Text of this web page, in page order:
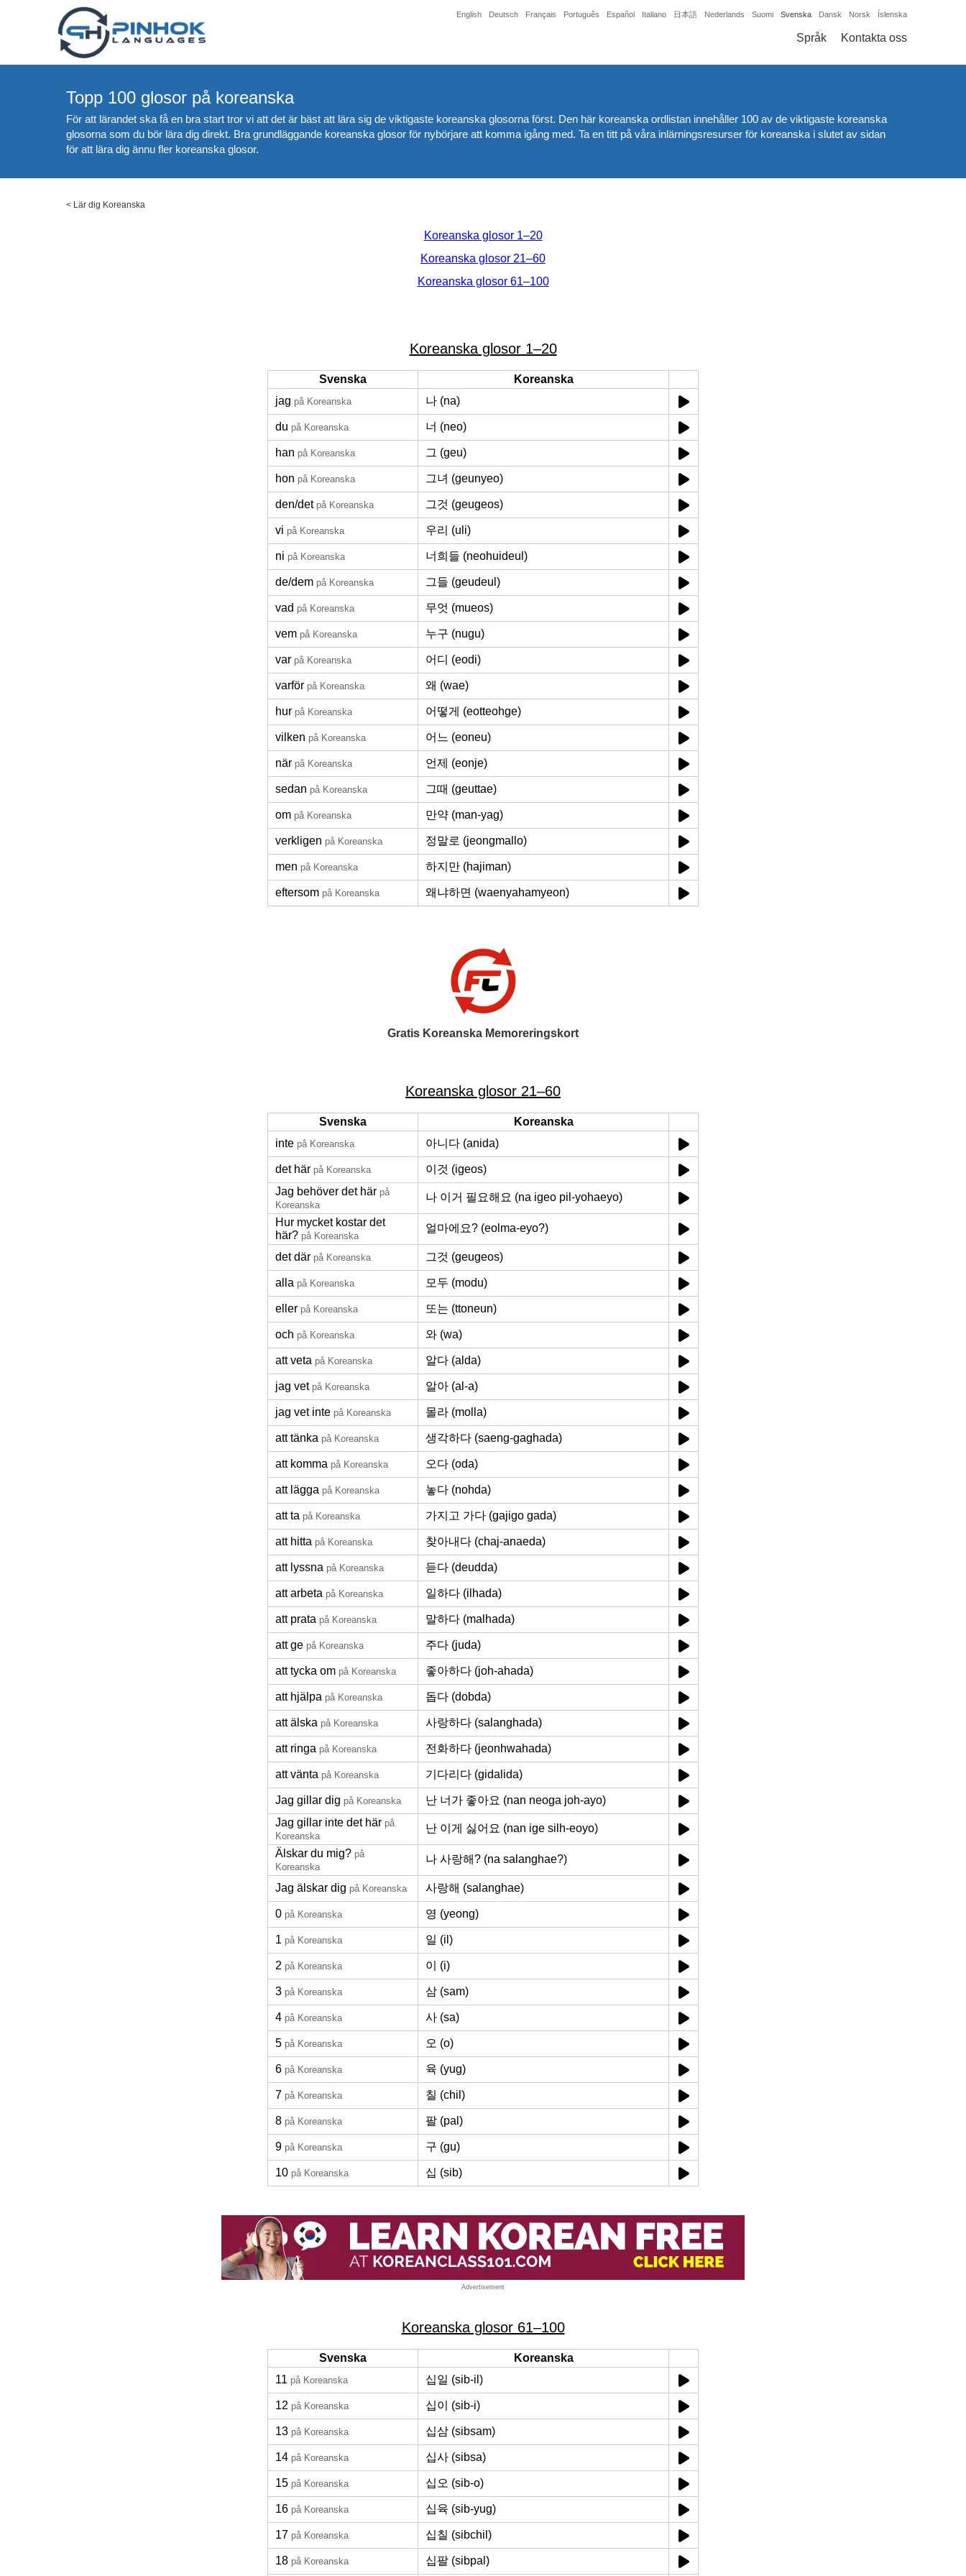
English Deutsch Français Português Español Italiano 日本語 Nederlands Suomi Svenska Dansk Norsk Íslenska
Språk Kontakta oss
Topp 100 glosor på koreanska
För att lärandet ska få en bra start tror vi att det är bäst att lära sig de viktigaste koreanska glosorna först. Den här koreanska ordlistan innehåller 100 av de viktigaste koreanska
glosorna som du bör lära dig direkt. Bra grundläggande koreanska glosor för nybörjare att komma igång med. Ta en titt på våra inlärningsresurser för koreanska i slutet av sidan
för att lära dig ännu fler koreanska glosor.
< Lär dig Koreanska
Koreanska glosor 1–20
Koreanska glosor 21–60
Koreanska glosor 61–100
Koreanska glosor 1–20
Svenska
Koreanska
jag på Koreanska 나 (na)
du på Koreanska 너 (neo)
han på Koreanska 그 (geu)
hon på Koreanska 그녀 (geunyeo)
den/det på Koreanska 그것 (geugeos)
vi på Koreanska 우리 (uli)
ni på Koreanska 너희들 (neohuideul)
de/dem på Koreanska 그들 (geudeul)
vad på Koreanska 무엇 (mueos)
vem på Koreanska 누구 (nugu)
var på Koreanska 어디 (eodi)
varför på Koreanska 왜 (wae)
hur på Koreanska 어떻게 (eotteohge)
vilken på Koreanska 어느 (eoneu)
när på Koreanska 언제 (eonje)
sedan på Koreanska 그때 (geuttae)
om på Koreanska 만약 (man-yag)
verkligen på Koreanska 정말로 (jeongmallo)
men på Koreanska 하지만 (hajiman)
eftersom på Koreanska 왜냐하면 (waenyahamyeon)
Gratis Koreanska Memoreringskort
Koreanska glosor 21–60
Svenska
Koreanska
inte på Koreanska 아니다 (anida)
det här på Koreanska
이것 (igeos)
Jag behöver det här på
Koreanska
나 이거 필요해요 (na igeo pil-yohaeyo)
Hur mycket kostar det
här? på Koreanska
얼마에요? (eolma-eyo?)
det där på Koreanska 그것 (geugeos)
alla på Koreanska 모두 (modu)
eller på Koreanska 또는 (ttoneun)
och på Koreanska 와 (wa)
att veta på Koreanska 알다 (alda)
jag vet på Koreanska 알아 (al-a)
jag vet inte på Koreanska 몰라 (molla)
att tänka på Koreanska 생각하다 (saeng-gaghada)
att komma på Koreanska 오다 (oda)
att lägga på Koreanska 놓다 (nohda)
att ta på Koreanska 가지고 가다 (gajigo gada)
att hitta på Koreanska 찾아내다 (chaj-anaeda)
att lyssna på Koreanska 듣다 (deudda)
att arbeta på Koreanska 일하다 (ilhada)
att prata på Koreanska 말하다 (malhada)
att ge på Koreanska 주다 (juda)
att tycka om på Koreanska 좋아하다 (joh-ahada)
att hjälpa på Koreanska 돕다 (dobda)
att älska på Koreanska 사랑하다 (salanghada)
att ringa på Koreanska 전화하다 (jeonhwahada)
att vänta på Koreanska 기다리다 (gidalida)
Jag gillar dig på Koreanska
난 너가 좋아요 (nan neoga joh-ayo)
Jag gillar inte det här på
Koreanska
난 이게 싫어요 (nan ige silh-eoyo)
Älskar du mig? på
Koreanska
나 사랑해? (na salanghae?)
Jag älskar dig på Koreanska 사랑해 (salanghae)
0 på Koreanska 영 (yeong)
1 på Koreanska 일 (il)
2 på Koreanska 이 (i)
3 på Koreanska 삼 (sam)
4 på Koreanska 사 (sa)
5 på Koreanska 오 (o)
6 på Koreanska 육 (yug)
7 på Koreanska 칠 (chil)
8 på Koreanska 팔 (pal)
9 på Koreanska 구 (gu)
10 på Koreanska 십 (sib)
Advertisement
Koreanska glosor 61–100
Svenska
Koreanska
11 på Koreanska 십일 (sib-il)
12 på Koreanska 십이 (sib-i)
13 på Koreanska 십삼 (sibsam)
14 på Koreanska 십사 (sibsa)
15 på Koreanska 십오 (sib-o)
16 på Koreanska 십육 (sib-yug)
17 på Koreanska 십칠 (sibchil)
18 på Koreanska 십팔 (sibpal)